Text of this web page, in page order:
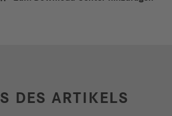
DES ARTIKELS